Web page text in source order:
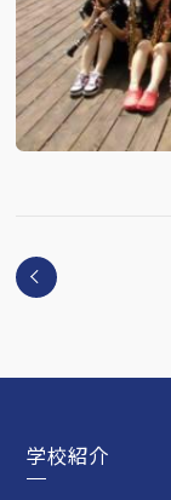
学校紹介